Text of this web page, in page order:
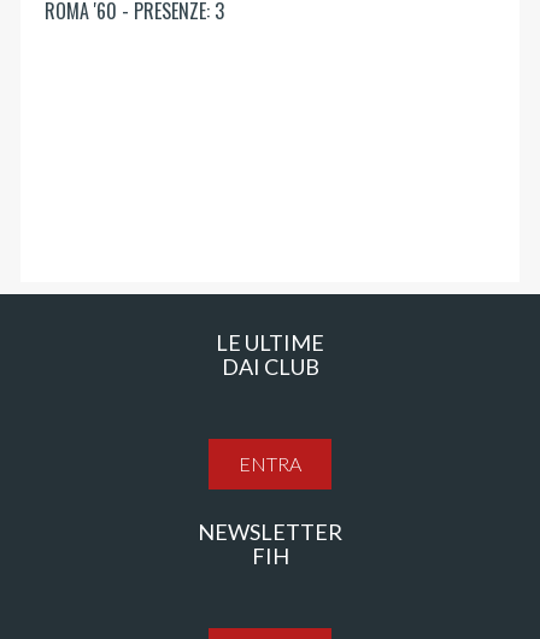
ROMA '60 - PRESENZE: 3
LE ULTIME
DAI CLUB
ENTRA
NEWSLETTER
FIH